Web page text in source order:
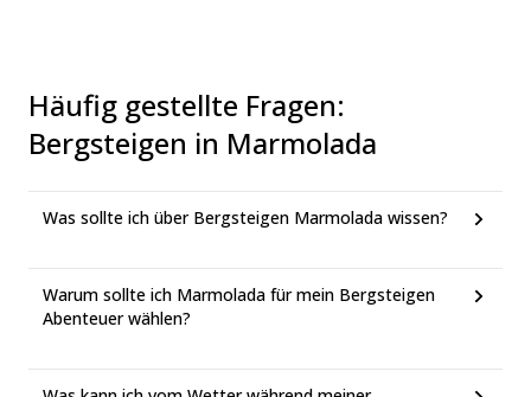
Häufig gestellte Fragen:
Bergsteigen in Marmolada
Was sollte ich über Bergsteigen Marmolada wissen?
Warum sollte ich Marmolada für mein Bergsteigen
Abenteuer wählen?